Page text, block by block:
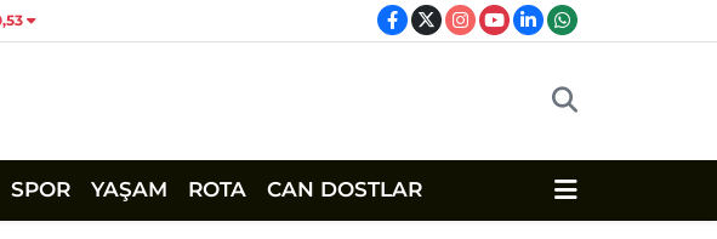
SPOR YAŞAM ROTA CAN DOSTLAR